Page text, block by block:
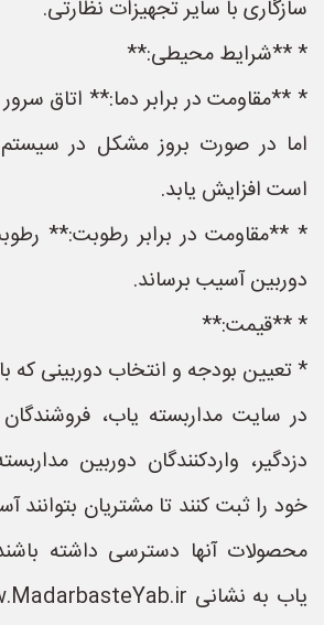
سازگاری با سایر تجهیزات نظارتی.
* **شرایط محیطی:**
* **مقاومت در برابر دما:** اتاق
اما در صورت بروز مشکل در
است افزایش یابد.
* **مقاومت در برابر رطوبت:**
دوربین آسیب برساند.
* **قیمت:**
* تعیین بودجه و انتخاب دوربینی که
در سایت مداربسته یاب، فروشندگان
دزدگیر، واردکنندگان دوربین
خود را ثبت کنند تا مشتریان بتوانند
محصولات آنها دسترسی داشته